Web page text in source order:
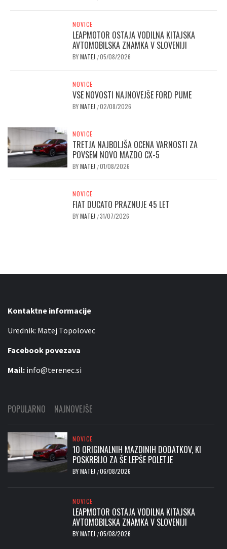
NOVICE
LEAPMOTOR OSTAJA VODILNA KITAJSKA
AVTOMOBILSKA ZNAMKA V SLOVENIJI
BYMATEJ /05/08/2026
NOVICE
VSE NOVOSTI NAJNOVEJŠE FORD PUME
BYMATEJ /02/08/2026
NOVICE
TRETJA NAJBOLJŠA OCENA VARNOSTI ZA
POVSEM NOVO MAZDO CX-5
BYMATEJ /01/08/2026
NOVICE
FIAT DUCATO PRAZNUJE 45 LET
BYMATEJ /31/07/2026
Kontaktne informacije
Urednik: Matej Topolovec
Facebook povezava
Mail: info@terenec.si
POPULARNO NAJNOVEJŠE
NOVICE
10 ORIGINALNIH MAZDINIH DODATKOV, KI
POSKRBIJO ZA ŠE LEPŠE POLETJE
BYMATEJ /06/08/2026
NOVICE
LEAPMOTOR OSTAJA VODILNA KITAJSKA
AVTOMOBILSKA ZNAMKA V SLOVENIJI
BYMATEJ /05/08/2026